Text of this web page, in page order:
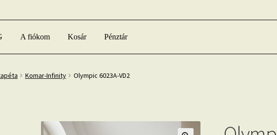
A fiókom Kosár Pénztár
Komar-Infinity Olympic 6023A-VD2